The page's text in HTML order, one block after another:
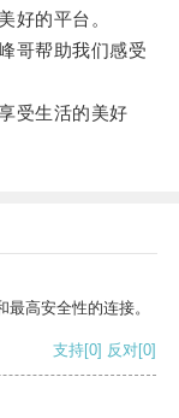
的平台。
哥帮助我们感受
受生活的美好
高安全性的连接。
支持[0] 反对[0]